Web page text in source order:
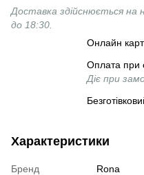
Доставка здійснюється на
до 18:30.
Онлайн
Оплата при
Діє при
Характеристики
Бренд
Rona